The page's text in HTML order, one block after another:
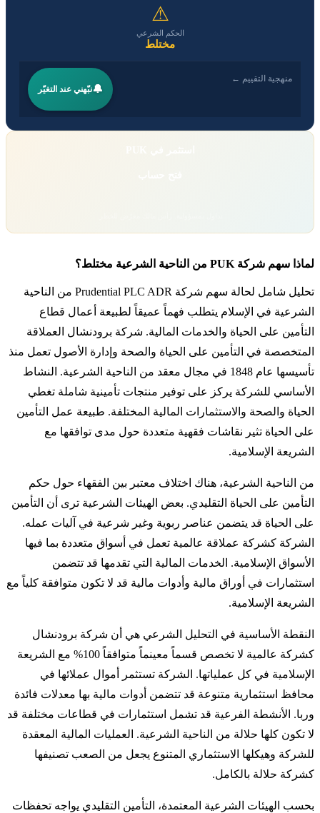
⚠
الحكم الشرعي
مختلط
منهجية التقييم ←
🔔نبّهني عند التغيّر
لماذا سهم شركة PUK من الناحية الشرعية مختلط؟
تحليل شامل لحالة سهم شركة Prudential PLC ADR من الناحية
الشرعية في الإسلام يتطلب فهماً عميقاً لطبيعة أعمال قطاع
التأمين على الحياة والخدمات المالية. شركة برودنشال العملاقة
المتخصصة في التأمين على الحياة والصحة وإدارة الأصول تعمل منذ
تأسيسها عام 1848 في مجال معقد من الناحية الشرعية. النشاط
الأساسي للشركة يركز على توفير منتجات تأمينية شاملة تغطي
الحياة والصحة والاستثمارات المالية المختلفة. طبيعة عمل التأمين
على الحياة تثير نقاشات فقهية متعددة حول مدى توافقها مع
الشريعة الإسلامية.
من الناحية الشرعية، هناك اختلاف معتبر بين الفقهاء حول حكم
التأمين على الحياة التقليدي. بعض الهيئات الشرعية ترى أن التأمين
على الحياة قد يتضمن عناصر ربوية وغير شرعية في آليات عمله.
الشركة كشركة عملاقة عالمية تعمل في أسواق متعددة بما فيها
الأسواق الإسلامية. الخدمات المالية التي تقدمها قد تتضمن
استثمارات في أوراق مالية وأدوات مالية قد لا تكون متوافقة كلياً مع
الشريعة الإسلامية.
النقطة الأساسية في التحليل الشرعي هي أن شركة برودنشال
كشركة عالمية لا تخصص قسماً معينماً متوافقاً 100% مع الشريعة
الإسلامية في كل عملياتها. الشركة تستثمر أموال عملائها في
محافظ استثمارية متنوعة قد تتضمن أدوات مالية بها معدلات فائدة
وربا. الأنشطة الفرعية قد تشمل استثمارات في قطاعات مختلفة قد
لا تكون كلها حلالة من الناحية الشرعية. العمليات المالية المعقدة
للشركة وهيكلها الاستثماري المتنوع يجعل من الصعب تصنيفها
كشركة حلالة بالكامل.
بحسب الهيئات الشرعية المعتمدة، التأمين التقليدي يواجه تحفظات